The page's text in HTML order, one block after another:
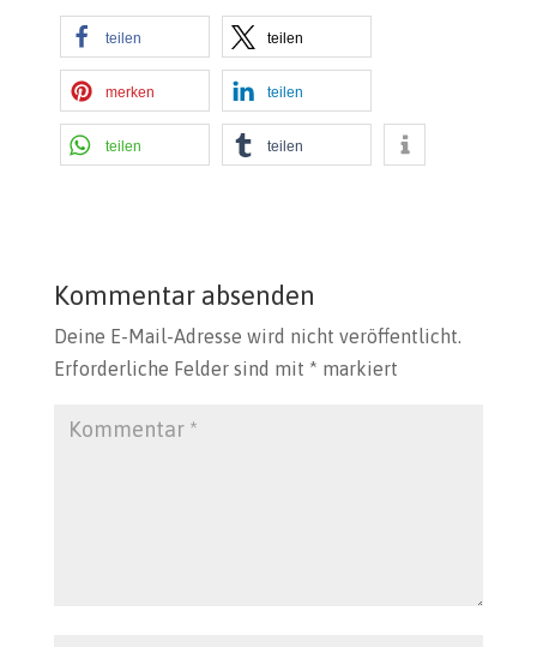
teilen teilen
merken teilen
teilen teilen
Kommentar absenden
Deine E-Mail-Adresse wird nicht veröffentlicht.
Erforderliche Felder sind mit * markiert